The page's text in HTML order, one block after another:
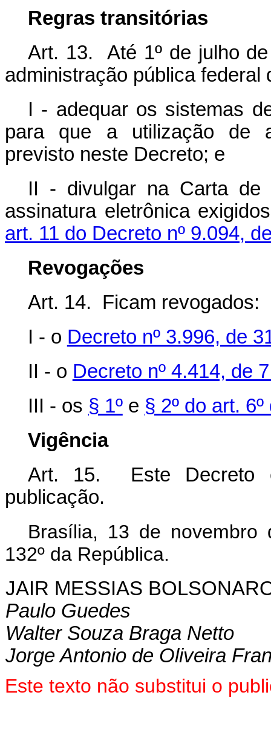
Regras transitórias
Art. 13. Até 1º de julho
administração pública federal
I - adequar os sistemas
para que a utilização de
previsto neste Decreto; e
II - divulgar na Carta de
assinatura eletrônica
art. 11 do Decreto nº 9.094,
Revogações
Art. 14. Ficam revogados:
I - o Decreto nº 3.996, de
II - o Decreto nº 4.414, de
III - os § 1ºe § 2º do art.
Vigência
Art. 15. Este Decreto
publicação.
Brasília, 13 de novembro
132º da República.
JAIR MESSIAS
Paulo Guedes
Walter Souza Braga Netto
Jorge Antonio de Oliveira
Este texto não substitui o